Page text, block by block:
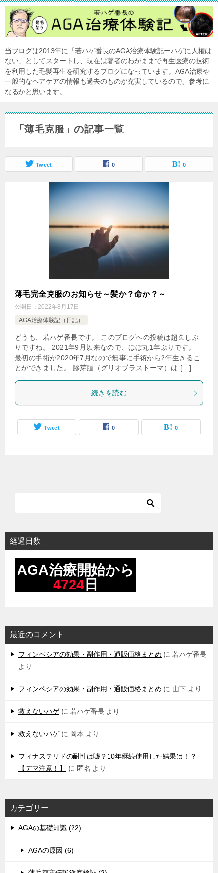
当ブログは2013年に「若ハゲ番長のAGA治療体験記ーハゲに人権は
ない」としてスタートし、現在は著者のわがままで再生医療の技術
を利用した毛髪再生を研究するブログになっています。AGA治療や
一般的なヘアケアの情報も過去のものが充実しているので、参考に
なるかと思います。
「薄毛克服」の記事一覧
Tweet 0 0
薄毛完全克服のお知らせ～髪か？命か？～
公開日： 2022年8月17日
AGA治療体験記（日記）
どうも、若ハゲ番長です。 このブログへの投稿は超久しぶ
りですね。 2021年9月以来なので、ほぼ丸1年ぶりです。
最初の手術が2020年7月なので無事に手術から2年生きるこ
とができました。 膠芽腫（グリオブラストーマ）は […]
続きを読む
Tweet 0 0
経過日数
最近のコメント
フィンペシアの効果・副作用・通販価格まとめ に 若ハゲ番長
より
フィンペシアの効果・副作用・通販価格まとめ に 山下 より
救えないハゲに 若ハゲ番長 より
救えないハゲに 岡本 より
フィナステリドの耐性は嘘？10年継続使用した結果は！？
【デマ注意！】
に 匿名 より
カテゴリー
AGAの基礎知識 (22)
AGAの原因 (6)